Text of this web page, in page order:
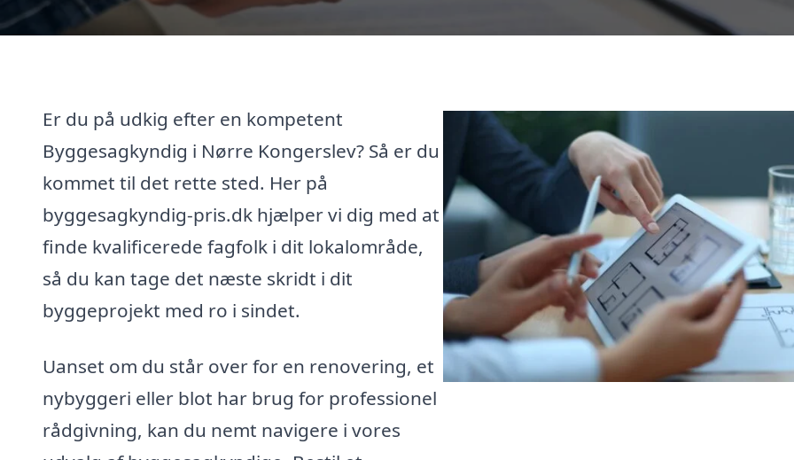
Er du på udkig efter en kompetent
Byggesagkyndig i Nørre Kongerslev? Så er du
kommet til det rette sted. Her på
byggesagkyndig-pris.dk hjælper vi dig med at
finde kvalificerede fagfolk i dit lokalområde,
så du kan tage det næste skridt i dit
byggeprojekt med ro i sindet.
Uanset om du står over for en renovering, et
nybyggeri eller blot har brug for professionel
rådgivning, kan du nemt navigere i vores